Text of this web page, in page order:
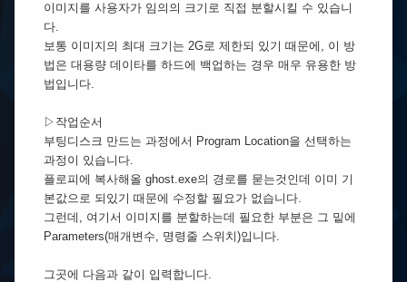
이미지를 사용자가 임의의 크기로 직접 분할시킬 수 있습니
다.
보통 이미지의 최대 크기는 2G로 제한되 있기 때문에, 이 방
법은 대용량 데이타를 하드에 백업하는 경우 매우 유용한 방
법입니다.
▷작업순서
부팅디스크 만드는 과정에서 Program Location을 선택하는
과정이 있습니다.
플로피에 복사해올 ghost.exe의 경로를 묻는것인데 이미 기
본값으로 되있기 때문에 수정할 필요가 없습니다.
그런데, 여기서 이미지를 분할하는데 필요한 부분은 그 밑에
Parameters(매개변수, 명령줄 스위치)입니다.
그곳에 다음과 같이 입력합니다.